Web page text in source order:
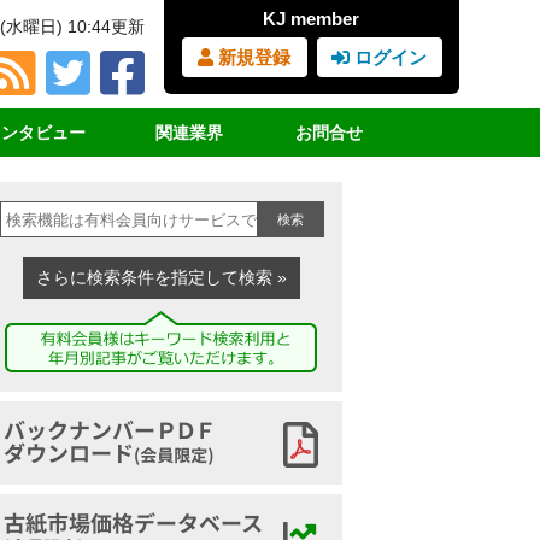
KJ member
新規登録
ログイン
曜日) 10:44更新
タビュー
イクル女子
団体挨拶
講演録
関連業界
ＰＥＴボトル
廃プラスチック
鉄スクラップ
家電リサイクル
古布
お問合せ
購読の申込み
広告の申込み
ヤードマップの申込み
古紙ジャーナルとは
検索
さらに検索条件を指定して検索 »